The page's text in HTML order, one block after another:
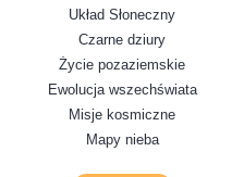
Układ Słoneczny
Czarne dziury
Życie pozaziemskie
Ewolucja wszechświata
Misje kosmiczne
Mapy nieba